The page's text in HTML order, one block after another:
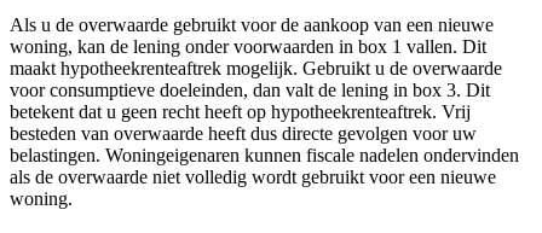
Als u de overwaarde gebruikt voor de aankoop van een nieuwe
woning, kan de lening onder voorwaarden in box 1 vallen. Dit
maakt hypotheekrenteaftrek mogelijk. Gebruikt u de overwaarde
voor consumptieve doeleinden, dan valt de lening in box 3. Dit
betekent dat u geen recht heeft op hypotheekrenteaftrek. Vrij
besteden van overwaarde heeft dus directe gevolgen voor uw
belastingen. Woningeigenaren kunnen fiscale nadelen ondervinden
als de overwaarde niet volledig wordt gebruikt voor een nieuwe
woning.